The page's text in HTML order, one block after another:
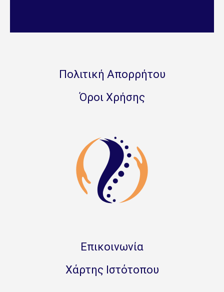
Πολιτική Απορρήτου
Όροι Χρήσης
Επικοινωνία
Χάρτης Ιστότοπου